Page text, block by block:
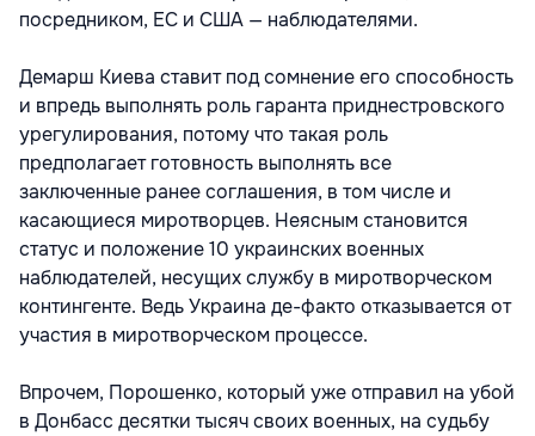
посредником, ЕС и США — наблюдателями.
Демарш Киева ставит под сомнение его способность
и впредь выполнять роль гаранта приднестровского
урегулирования, потому что такая роль
предполагает готовность выполнять все
заключенные ранее соглашения, в том числе и
касающиеся миротворцев. Неясным становится
статус и положение 10 украинских военных
наблюдателей, несущих службу в миротворческом
контингенте. Ведь Украина де-факто отказывается от
участия в миротворческом процессе.
Впрочем, Порошенко, который уже отправил на убой
в Донбасс десятки тысяч своих военных, на судьбу